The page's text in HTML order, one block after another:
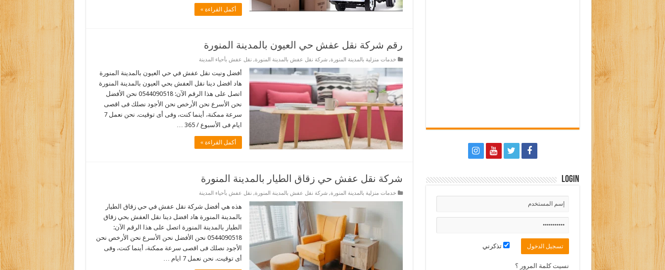
أكمل القراءة »
رقم شركة نقل عفش حي العيون بالمدينة المنورة
خدمات منزلية بالمدينة المنورة,شركة نقل عفش بالمدينة المنورة, نقل عفش بأحياء المدينة
أفضل ونيت نقل عفش في حي العيون بالمدينة المنورة
هاد افضل دينا نقل العفش بحي العيون بالمدينة المنورة
اتصل على هذا الرقم الآن: 0544090518 نحن الأفضل
نحن الأسرع نحن الأرخص نحن الأجود نصلك فى اقصى
سرعة ممكنة، أينما كنت، وفى أى توقيت. نحن نعمل 7
ايام فى الأسبوع / 365 …
أكمل القراءة »
شركة نقل عفش حي زقاق الطيار بالمدينة المنورة
خدمات منزلية بالمدينة المنورة,شركة نقل عفش بالمدينة المنورة, نقل عفش بأحياء المدينة
هذه هي أفضل شركة نقل عفش في حي زقاق الطيار
بالمدينة المنورة هاد افضل دينا نقل العفش بحي زقاق
الطيار بالمدينة المنورة اتصل على هذا الرقم الآن:
0544090518 نحن الأفضل نحن الأسرع نحن الأرخص نحن
الأجود نصلك فى اقصى سرعة ممكنة، أينما كنت، وفى
أى توقيت. نحن نعمل 7 ايام …
Login
تذكرني
نسيت كلمة المرور ؟